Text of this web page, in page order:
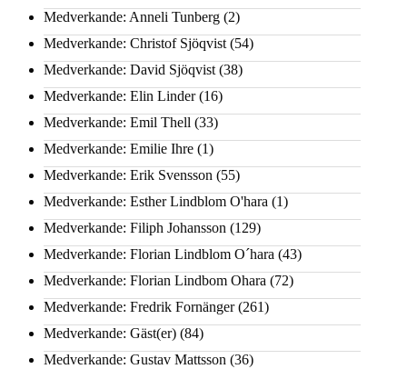
Medverkande: Anneli Tunberg (2)
Medverkande: Christof Sjöqvist (54)
Medverkande: David Sjöqvist (38)
Medverkande: Elin Linder(16)
Medverkande: Emil Thell (33)
Medverkande: Emilie Ihre (1)
Medverkande: Erik Svensson (55)
Medverkande: Esther Lindblom O'hara (1)
Medverkande: Filiph Johansson (129)
Medverkande: Florian Lindblom O´hara (43)
Medverkande: Florian Lindbom Ohara (72)
Medverkande: Fredrik Fornänger(261)
Medverkande: Gäst(er) (84)
Medverkande: Gustav Mattsson (36)